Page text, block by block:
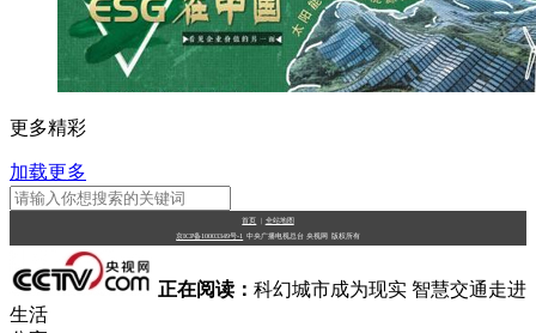
更多精彩
加载更多
首页 全站地图
京ICP备10003349号-1 中央广播电视总台 央视网 版权所有
正在阅读： 科幻城市成为现实 智慧交通走进
生活